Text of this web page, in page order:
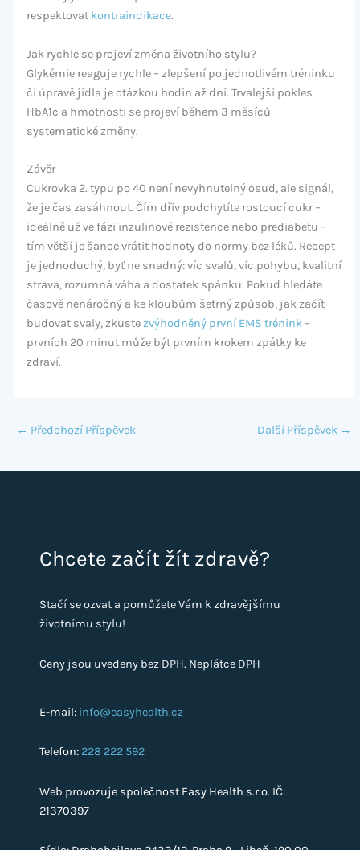
respektovat kontraindikace.
Jak rychle se projeví změna životního stylu?
Glykémie reaguje rychle – zlepšení po jednotlivém tréninku
či úpravě jídla je otázkou hodin až dní. Trvalejší pokles
HbA1c a hmotnosti se projeví během 3 měsíců
systematické změny.
Závěr
Cukrovka 2. typu po 40 není nevyhnutelný osud, ale signál,
že je čas zasáhnout. Čím dřív podchytíte rostoucí cukr –
ideálně už ve fázi inzulinové rezistence nebo prediabetu –
tím větší je šance vrátit hodnoty do normy bez léků. Recept
je jednoduchý, byť ne snadný: víc svalů, víc pohybu, kvalitní
strava, rozumná váha a dostatek spánku. Pokud hledáte
časově nenáročný a ke kloubům šetrný způsob, jak začít
budovat svaly, zkustezvýhodněný první EMS trénink–
prvních 20 minut může být prvním krokem zpátky ke
zdraví.
← Předchozí Příspěvek Další Příspěvek →
Chcete začít žít zdravě?
Stačí se ozvat a pomůžete Vám k zdravějšímu
životnímu stylu!
Ceny jsou uvedeny bez DPH. Neplátce DPH
E-mail: info@easyhealth.cz
Telefon: 228 222 592
Web provozuje společnost Easy Health s.r.o. IČ:
21370397